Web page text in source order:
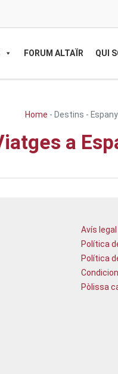
FORUM ALTAÏR QUI
Home - Destins -
a
Avís legal
Política
Política
Pòlissa